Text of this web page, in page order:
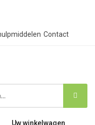
Contact
Uw winkelwagen